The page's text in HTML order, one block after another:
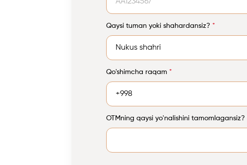
Qaysi tuman yoki shahardansiz? *
Qo'shimcha raqam *
OTMning qaysi yo'nalishini tamomlagansiz?